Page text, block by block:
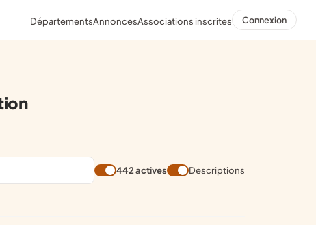
DépartementsAnnoncesAssociations inscrites Connexion
442 actives Descriptions